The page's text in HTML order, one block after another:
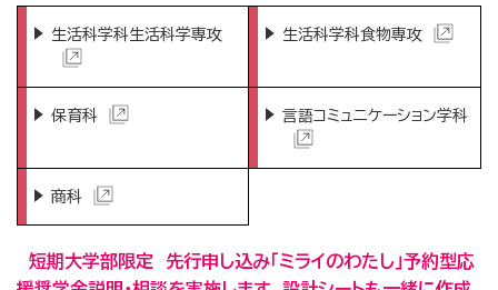
生活科学科生活科学専攻 生活科学科食物専攻
保育科 言語コミュニケーション学科
商科
短期大学部限定 先行申し込み｢ミライのわたし｣予約型応